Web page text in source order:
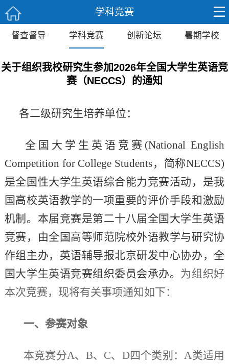
学科竞赛
督查督导 学科竞赛 创新论坛 暑期学校
关于组织我校研究生参加2026年全国大学生英语竞
赛（NECCS）的通知
各二级研究生培养单位：
全国大学生英语竞赛 (National English
Competition for College Students，简称NECCS)
是全国性大学生英语综合能力竞赛活动，是我
国高校英语教学的一项重要的评价手段和激励
机制。本届竞赛是第二十八届全国大学生英语
竞赛，由全国高等师范院校外语教学与研究协
作组主办，英语辅导报北京研发中心协办，全
国大学生英语竞赛组织委员会承办。 为组织好
本次竞赛，现将有关事项通知如下：
一、参赛对象
本竞赛分A、B、C、D四个类别：A类适用